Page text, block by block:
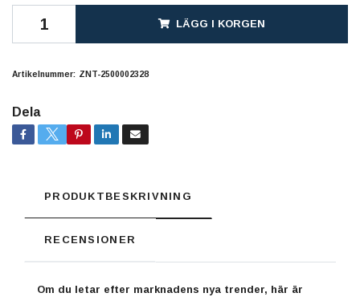
LÄGG I KORGEN
Artikelnummer: ZNT-2500002328
Dela
PRODUKTBESKRIVNING
RECENSIONER
Om du letar efter marknadens nya trender, här är